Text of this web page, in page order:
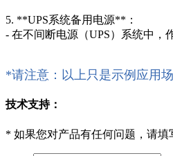
5. **UPS系统备用电源**：
- 在不间断电源（UPS）系统中，
*请注意：以上只是示例应用
技术支持：
* 如果您对产品有任何问题，请